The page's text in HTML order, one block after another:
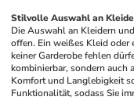
Stilvolle Auswahl an
Die Auswahl an Kleidern
offen. Ein weißes Kleid oder
keiner Garderobe fehlen
kombinierbar, sondern auch
Komfort und Langlebigkeit
Funktionalität, sodass Sie